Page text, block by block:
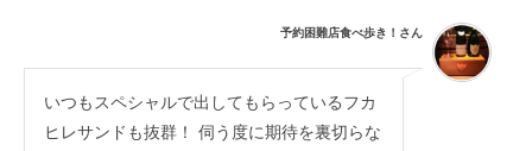
予約困難店食べ歩き！さん
いつもスペシャルで出してもらっているフカ
ヒレサンドも抜群！ 伺う度に期待を裏切らな